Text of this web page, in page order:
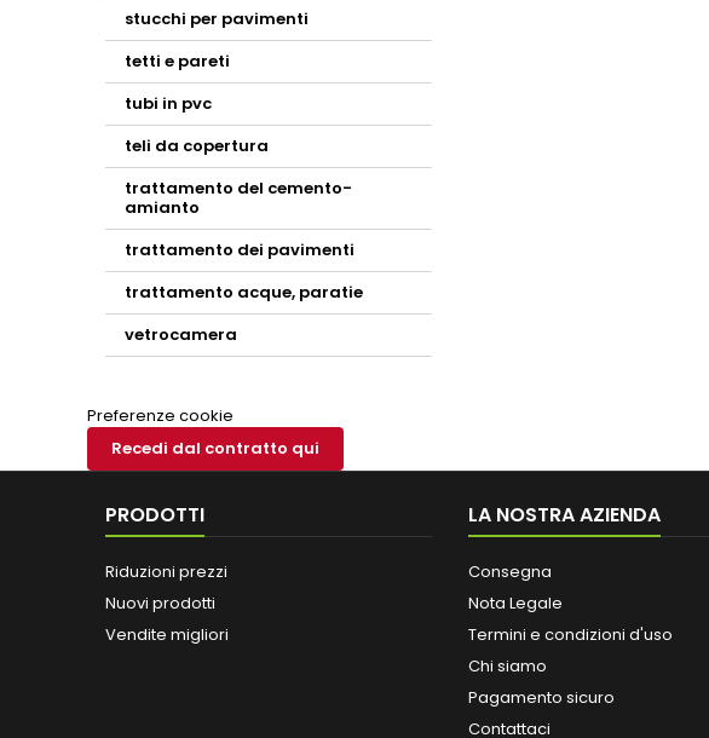
stucchi per pavimenti
tetti e pareti
tubi in pvc
teli da copertura
trattamento del cemento-
amianto
trattamento dei pavimenti
trattamento acque, paratie
vetrocamera
Preferenze cookie
Recedi dal contratto qui
PRODOTTI
Riduzioni prezzi
Nuovi prodotti
Vendite migliori
LA NOSTRA AZIENDA
Consegna
Nota Legale
Termini e condizioni d'uso
Chi siamo
Pagamento sicuro
Contattaci